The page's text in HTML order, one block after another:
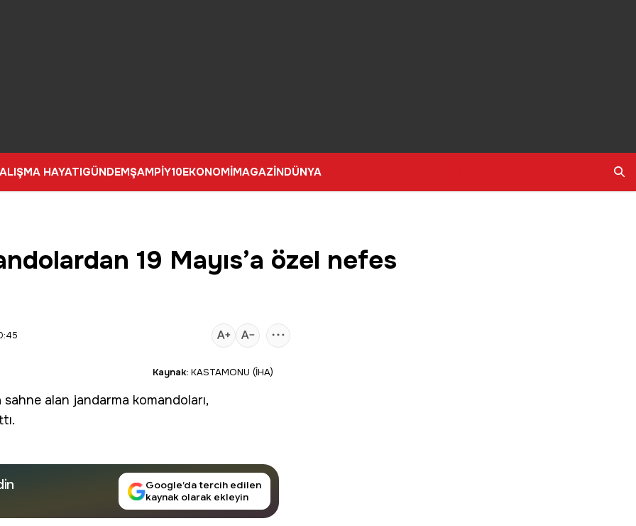
HAYATIGÜNDEMŞAMPİY10EKONOMİMAGAZİNDÜNYA
19 Mayıs’a özel nefes
Kaynak: KASTAMONU (İHA)
alan jandarma komandoları,
Google’da tercih edilen
kaynak olarak ekleyin